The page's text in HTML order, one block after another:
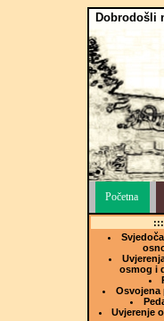
Dobrodošli
Početna
osmog i
Osvojena
Uvjerenje